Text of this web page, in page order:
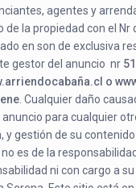
agentes y
de la propiedad con el Nr
enson de exclusiva
gestor del anuncio nr
o
. Cualquier daño
para cualquier
y gestión de su
es de la
ni con cargo a